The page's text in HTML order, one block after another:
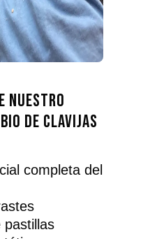
nuestro
de clavijas
completa del
pastillas